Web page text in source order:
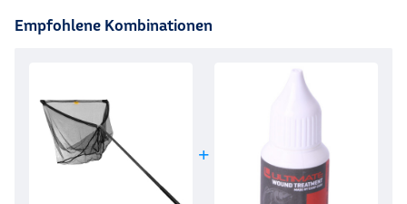
Empfohlene Kombinationen